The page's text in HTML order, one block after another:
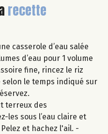
recette
casserole d’eau salée
d’eau pour 1 volume
fine, rincez le riz
le temps indiqué sur
terreux des
les sous l’eau claire et
et hachez l'ail. -